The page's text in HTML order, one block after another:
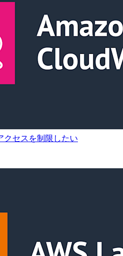
クセスを制限したい